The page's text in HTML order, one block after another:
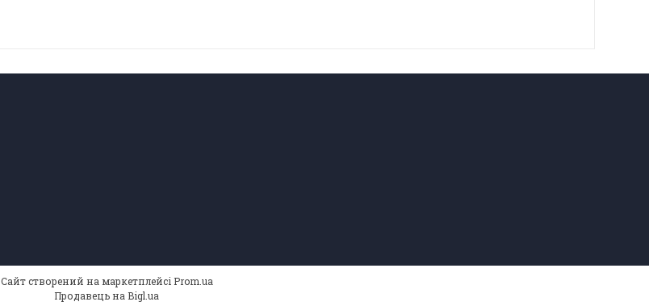
Сайт створений на маркетплейсі Prom.ua
Продавець на Bigl.ua